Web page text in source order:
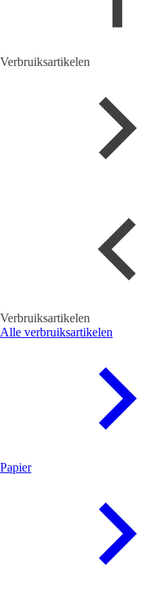
Verbruiksartikelen
Verbruiksartikelen
Alle verbruiksartikelen
Papier